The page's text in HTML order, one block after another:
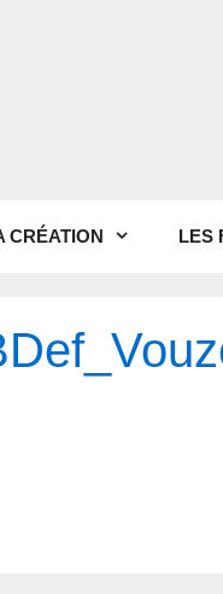
CRÉATION LES